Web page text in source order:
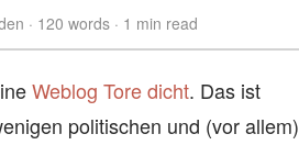
120 words 1 min read
Weblog Tore dicht. Das ist
politischen und (vor allem)